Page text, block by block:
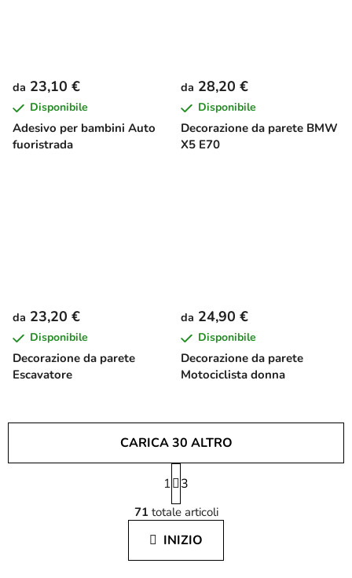
Adesivo per bambini Auto
fuoristrada
da 23,10 €
Disponibile
Decorazione da parete BMW
X5 E70
da 28,20 €
Disponibile
Decorazione da parete
Escavatore
da 23,20 €
Disponibile
Decorazione da parete
Motociclista donna
da 24,90 €
Disponibile
C
o
n
t
r
CARICA 30 ALTRO
P
a
g
i
a
z
1 3
71totale articoli
INIZIO